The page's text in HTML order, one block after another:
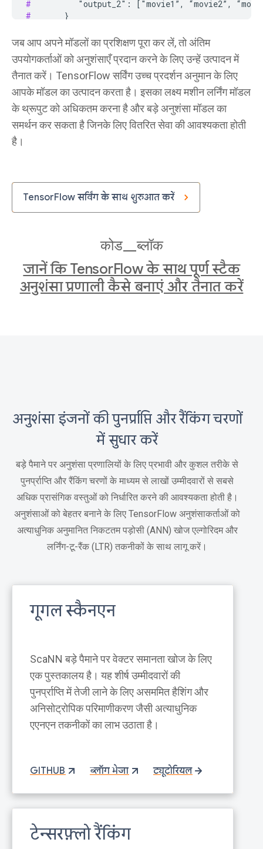
जब आप अपने मॉडलों का प्रशिक्षण पूरा कर लें, तो अंतिम
उपयोगकर्ताओं को अनुशंसाएँ प्रदान करने के लिए उन्हें उत्पादन में
तैनात करें। TensorFlow सर्विंग उच्च प्रदर्शन अनुमान के लिए
आपके मॉडल का उत्पादन करता है। इसका लक्ष्य मशीन लर्निंग मॉडल
के थ्रूपुट को अधिकतम करना है और बड़े अनुशंसा मॉडल का
समर्थन कर सकता है जिनके लिए वितरित सेवा की आवश्यकता होती
है।
TensorFlow सर्विंग के साथ शुरुआत करें
#
#
# }
# Deploy the ranking model with TensorFlow Serving
docker run -t --rm -p 8501:8501 \
  -v "RANKING/MODEL/PATH:/models/ranking" \
  -e MODEL_NAME=ranking tensorflow/serving &
# Get the prediction score for user 42 and movie 3
curl -X POST -H "Content-Type: application/json"
#
#
{"predictions": [[3.66357923]]}
कोड_ब्लॉक
जानें कि TensorFlow के साथ पूर्ण स्टैक
अनुशंसा प्रणाली कैसे बनाएं और तैनात करें
अनुशंसा इंजनों की पुनर्प्राप्ति और रैंकिंग चरणों
में सुधार करें
बड़े पैमाने पर अनुशंसा प्रणालियों के लिए प्रभावी और कुशल तरीके से
पुनर्प्राप्ति और रैंकिंग चरणों के माध्यम से लाखों उम्मीदवारों से सबसे
अधिक प्रासंगिक वस्तुओं को निर्धारित करने की आवश्यकता होती है।
अनुशंसाओं को बेहतर बनाने के लिए TensorFlow अनुशंसाकर्ताओं को
अत्याधुनिक अनुमानित निकटतम पड़ोसी (ANN) खोज एल्गोरिदम और
लर्निंग-टू-रैंक (LTR) तकनीकों के साथ लागू करें।
गूगल स्कैनएन
ScaNN बड़े पैमाने पर वेक्टर समानता खोज के लिए
एक पुस्तकालय है। यह शीर्ष उम्मीदवारों की
पुनर्प्राप्ति में तेजी लाने के लिए असममित हैशिंग और
अनिसोट्रोपिक परिमाणीकरण जैसी अत्याधुनिक
एएनएन तकनीकों का लाभ उठाता है।
GITHUB ब्लॉग भेजा ट्यूटोरियल
टेन्सरफ़्लो रैंकिंग